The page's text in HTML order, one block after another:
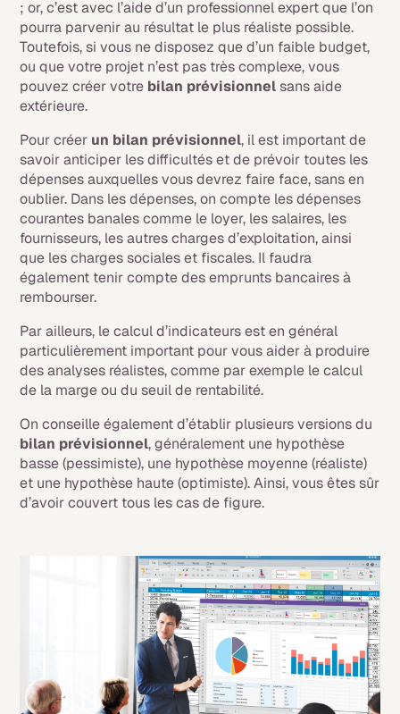
; or, c’est avec l’aide d’un professionnel expert que l’on
pourra parvenir au résultat le plus réaliste possible.
Toutefois, si vous ne disposez que d’un faible budget,
ou que votre projet n’est pas très complexe, vous
pouvez créer votre bilan prévisionnelsans aide
extérieure.
Pour créer un bilan prévisionnel, il est important de
savoir anticiper les difficultés et de prévoir toutes les
dépenses auxquelles vous devrez faire face, sans en
oublier. Dans les dépenses, on compte les dépenses
courantes banales comme le loyer, les salaires, les
fournisseurs, les autres charges d’exploitation, ainsi
que les charges sociales et fiscales. Il faudra
également tenir compte des emprunts bancaires à
rembourser.
Par ailleurs, le calcul d’indicateurs est en général
particulièrement important pour vous aider à produire
des analyses réalistes, comme par exemple le calcul
de la marge ou du seuil de rentabilité.
On conseille également d’établir plusieurs versions du
bilan prévisionnel, généralement une hypothèse
basse (pessimiste), une hypothèse moyenne (réaliste)
et une hypothèse haute (optimiste). Ainsi, vous êtes sûr
d’avoir couvert tous les cas de figure.